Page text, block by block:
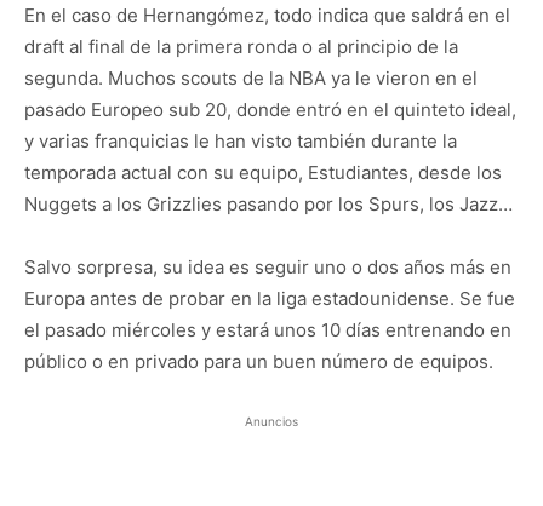
En el caso de Hernangómez, todo indica que saldrá en el
draft al final de la primera ronda o al principio de la
segunda. Muchos scouts de la NBA ya le vieron en el
pasado Europeo sub 20, donde entró en el quinteto ideal,
y varias franquicias le han visto también durante la
temporada actual con su equipo, Estudiantes, desde los
Nuggets a los Grizzlies pasando por los Spurs, los Jazz…
Salvo sorpresa, su idea es seguir uno o dos años más en
Europa antes de probar en la liga estadounidense. Se fue
el pasado miércoles y estará unos 10 días entrenando en
público o en privado para un buen número de equipos.
Anuncios